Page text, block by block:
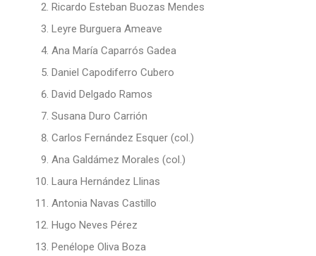
Ricardo Esteban Buozas Mendes
Leyre Burguera Ameave
Ana María Caparrós Gadea
Daniel Capodiferro Cubero
David Delgado Ramos
Susana Duro Carrión
Carlos Fernández Esquer (col.)
Ana Galdámez Morales (col.)
Laura Hernández Llinas
Antonia Navas Castillo
Hugo Neves Pérez
Penélope Oliva Boza